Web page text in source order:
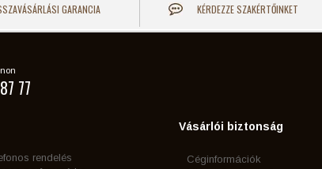
GARANCIA KÉRDEZZE SZAKÉRTŐINKET
77
rendelés
Vásárlói biztonság
Céginformációk